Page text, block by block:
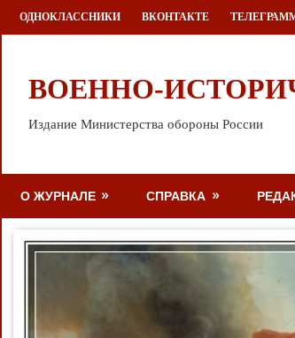
Перейти
к
ОДНОКЛАССНИКИ ВКОНТАКТЕ
ВОЕННО-
Издание Министерства обороны России
О ЖУРНАЛЕ СПРАВКА